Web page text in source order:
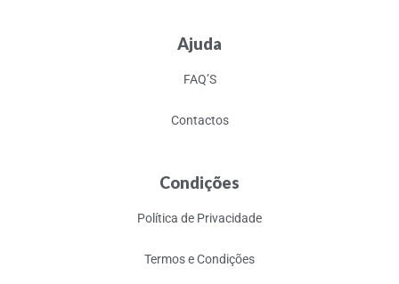
Ajuda
FAQ’S
Contactos
Condições
Política de Privacidade
Termos e Condições